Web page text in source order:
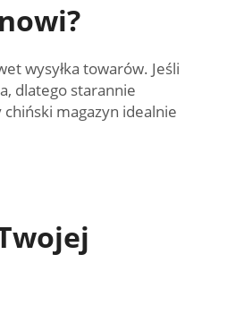
wysyłka towarów. Jeśli
dlatego starannie
magazyn idealnie